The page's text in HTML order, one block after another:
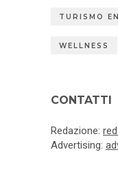
TURISMO
WELLNESS
CONTATTI
Redazione:
Advertising: